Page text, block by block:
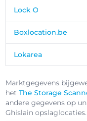
Lock O
Boxlocation.be
Lokarea
Marktgegevens
hetThe Storage
andere gegevens op
Ghislain opslaglocaties.